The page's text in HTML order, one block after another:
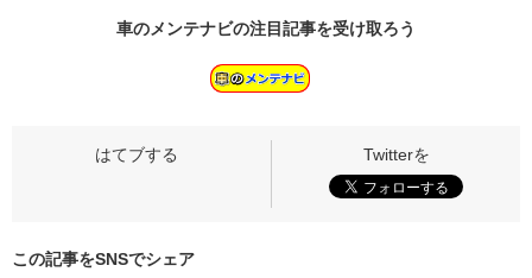
車のメンテナビの注目記事を受け取ろう
この記事をSNSでシェア